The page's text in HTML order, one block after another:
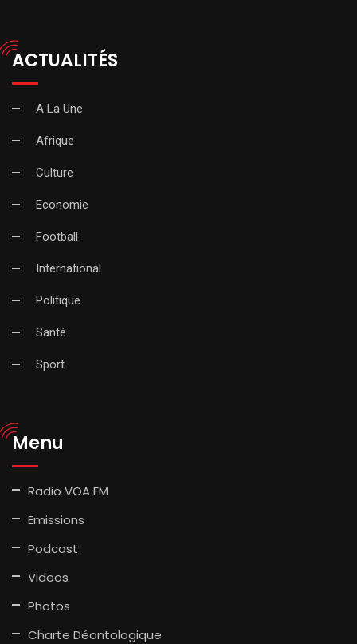
ACTUALITÉS
A La Une
Afrique
Culture
Economie
Football
International
Politique
Santé
Sport
Menu
Radio VOA FM
Emissions
Podcast
Videos
Photos
Charte Déontologique